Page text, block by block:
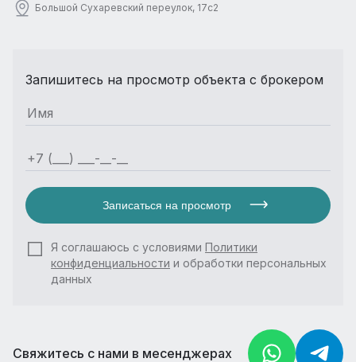
Большой Сухаревский переулок, 17с2
Запишитесь на просмотр объекта с брокером
Записаться на просмотр
Я соглашаюсь с условиями Политики
конфиденциальности и обработки персональных
данных
Свяжитесь с нами в месенджерах